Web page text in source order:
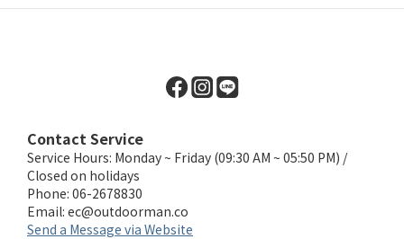
Contact Service
Service Hours: Monday ~ Friday (09:30 AM ~ 05:50 PM) /
Closed on holidays
Phone: 06-2678830
Email: ec@outdoorman.co
Send a Message via Website